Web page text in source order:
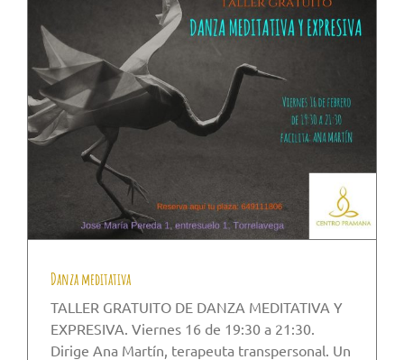
Danza meditativa
TALLER GRATUITO DE DANZA MEDITATIVA Y
EXPRESIVA. Viernes 16 de 19:30 a 21:30.
Dirige Ana Martín, terapeuta transpersonal. Un